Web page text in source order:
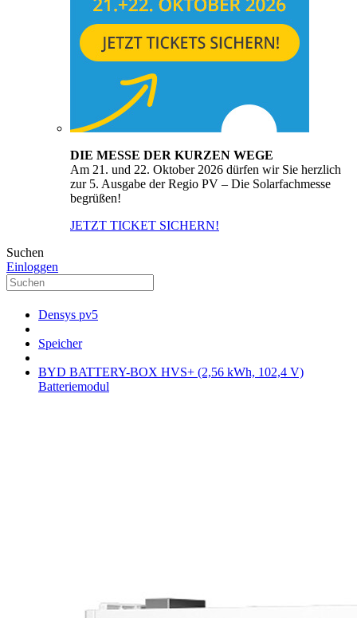
DIE MESSE DER KURZEN WEGE
Am 21. und 22. Oktober 2026 dürfen wir Sie herzlich
zur 5. Ausgabe der Regio PV – Die Solarfachmesse
begrüßen!
JETZT TICKET SICHERN!
Suchen
Einloggen
Densys pv5
Speicher
BYD BATTERY-BOX HVS+ (2,56 kWh, 102,4 V)
Batteriemodul